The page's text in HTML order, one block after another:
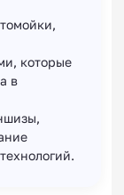
которые
в